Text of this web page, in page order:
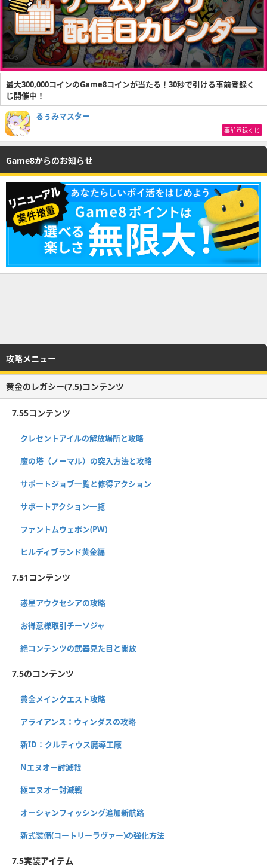
最大300,000コインのGame8コインが当たる！30秒で引ける事前登録く
じ開催中！
るぅみマスター
事前登録くじ
Game8からのお知らせ
攻略メニュー
黄金のレガシー(7.5)コンテンツ
7.55コンテンツ
クレセントアイルの解放場所と攻略
魔の塔（ノーマル）の突入方法と攻略
サポートジョブ一覧と修得アクション
サポートアクション一覧
ファントムウェポン(PW)
ヒルディブランド黄金編
7.51コンテンツ
惑星アウクセシアの攻略
お得意様取引チーソジャ
絶コンテンツの武器見た目と開放
7.5のコンテンツ
黄金メインクエスト攻略
アライアンス：ウィンダスの攻略
新ID：クルティウス魔導工廠
Nエヌオー討滅戦
極エヌオー討滅戦
オーシャンフィッシング追加新航路
新式装備(コートリーラヴァー)の強化方法
7.5実装アイテム